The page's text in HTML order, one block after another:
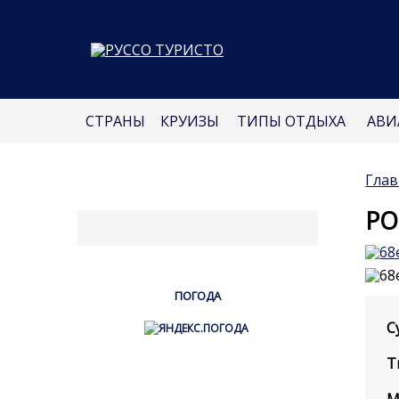
СТРАНЫ КРУИЗЫ ТИПЫ ОТДЫХА
ПОГОДА